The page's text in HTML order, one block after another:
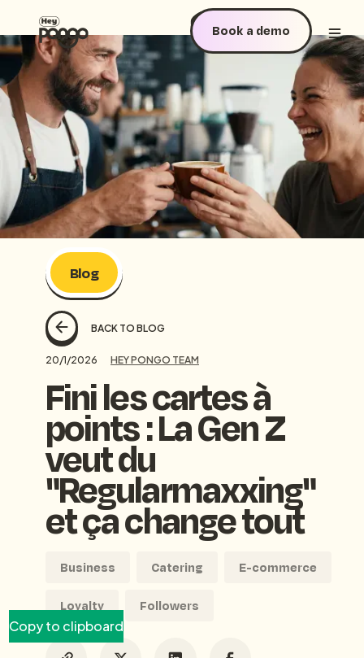
Book a demo
Blog
BACK TO BLOG
20/1/2026 HEY PONGO TEAM
Fini les cartes à
points : La Gen Z
veut du
"Regularmaxxing"
et ça change tout
Business Catering E-commerce
Loyalty
Followers
Copy to clipboard